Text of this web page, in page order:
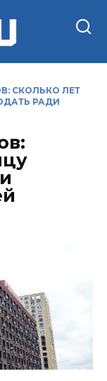
СКОЛЬКО ЛЕТ
РАДИ